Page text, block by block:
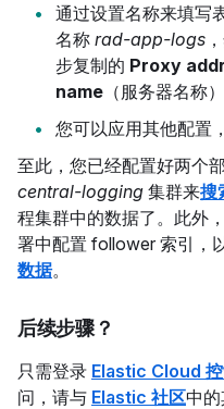
通过设置名称来填写
名称 rad-app-logs
步复制的 Proxy
name （服务器名称）
您可以应用其他配置
至此，您已经配置好两个
central-logging 集群来搜
程集群中的数据了。此外
署中配置 follower 索引，
数据。
后续步骤？
只需登录 Elastic Cloud
问，请与 Elastic 社区中